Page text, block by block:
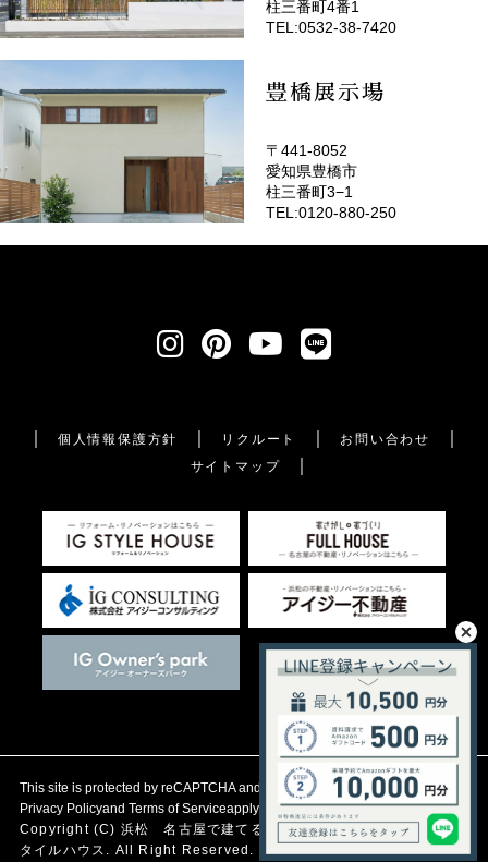
柱三番町4番1
TEL:0532-38-7420
豊橋展示場
〒441-8052
愛知県豊橋市
柱三番町3−1
TEL:0120-880-250
個人情報保護方針 リクルート
お問い合わせ
サイトマップ
This site is protected by reCAPTCHA and the Google
Privacy Policyand Terms of Serviceapply.
Copyright (C) 浜松 名古屋で建てる自然素材の注文住宅アイジース
タイルハウス. All Right Reserved.